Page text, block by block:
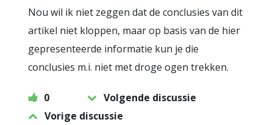
Nou wil ik niet zeggen dat de conclusies van dit
artikel niet kloppen, maar op basis van de hier
gepresenteerde informatie kun je die
conclusies m.i. niet met droge ogen trekken.
0
Volgende discussie
Vorige discussie